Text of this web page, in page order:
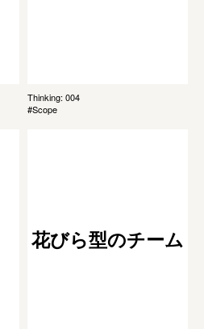
Thinking: 004
#Scope
花びら型のチーム